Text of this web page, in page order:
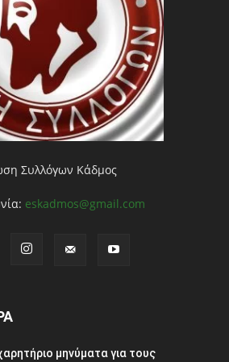
Συλλόγων Κάδμος
eskadmos@gmail.com
μηνύματα για τους